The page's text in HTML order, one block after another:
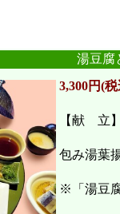
湯豆腐
3,300円(
【献 立
包み湯葉
※「湯豆